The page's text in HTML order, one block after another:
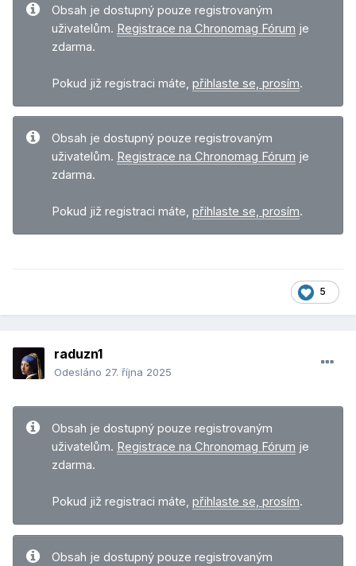
Obsah je dostupný pouze registrovaným
uživatelům. Registrace na Chronomag Fórum je
zdarma.
Pokud již registraci máte, přihlaste se, prosím.
Obsah je dostupný pouze registrovaným
uživatelům. Registrace na Chronomag Fórum je
zdarma.
Pokud již registraci máte, přihlaste se, prosím.
5
raduzn1
Odesláno 27. října 2025
Obsah je dostupný pouze registrovaným
uživatelům. Registrace na Chronomag Fórum je
zdarma.
Pokud již registraci máte, přihlaste se, prosím.
Obsah je dostupný pouze registrovaným